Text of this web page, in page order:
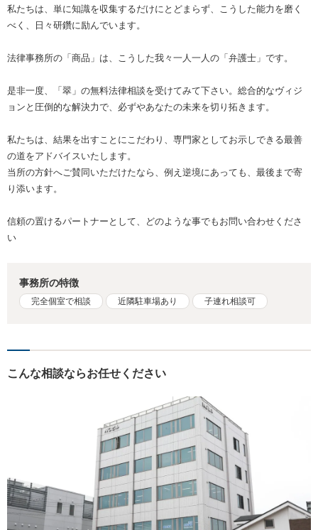
私たちは、単に知識を収集するだけにとどまらず、こうした能力を磨く
べく、日々研鑽に励んでいます。
法律事務所の「商品」は、こうした我々一人一人の「弁護士」です。
是非一度、「翠」の無料法律相談を受けてみて下さい。総合的なヴィジ
ョンと圧倒的な解決力で、必ずやあなたの未来を切り拓きます。
私たちは、結果を出すことにこだわり、専門家としてお示しできる最善
の道をアドバイスいたします。
当所の方針へご賛同いただけたなら、例え逆境にあっても、最後まで寄
り添います。
信頼の置けるパートナーとして、どのような事でもお問い合わせくださ
い
事務所の特徴
完全個室で相談 近隣駐車場あり 子連れ相談可
こんな相談ならお任せください